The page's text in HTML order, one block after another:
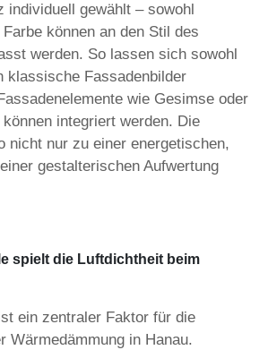
individuell gewählt – sowohl
können an den Stil des
werden. So lassen sich sowohl
klassische Fassadenbilder
wie Gesimse oder
integriert werden. Die
nicht nur zu einer energetischen,
gestalterischen Aufwertung
spielt die Luftdichtheit beim
ein zentraler Faktor für die
Wärmedämmung in Hanau.